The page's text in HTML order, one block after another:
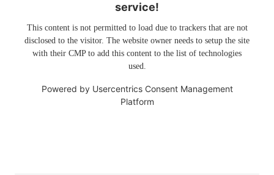
service!
This content is not permitted to load due to trackers that are not
disclosed to the visitor. The website owner needs to setup the site
with their CMP to add this content to the list of technologies
used.
Powered by Usercentrics Consent Management
Platform